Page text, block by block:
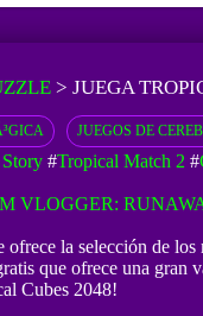
> JUEGA
JUEGOS DE
#Tropical Match 2 #
VLOGGER:
ofrece la selección de
que ofrece una
Cubes 2048!